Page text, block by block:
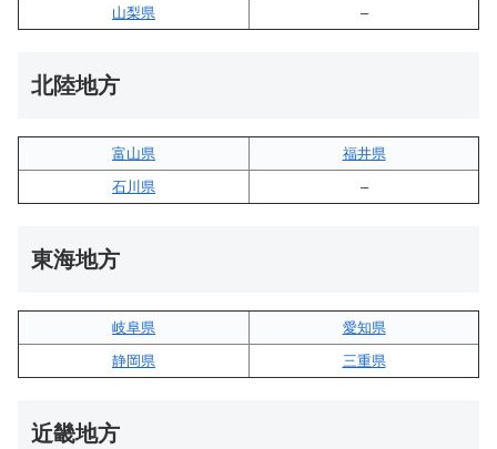
山梨県
–
北陸地方
富山県
福井県
石川県
–
東海地方
岐阜県
愛知県
静岡県
三重県
近畿地方